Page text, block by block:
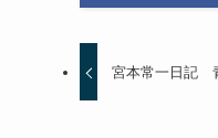
宮本常一日記